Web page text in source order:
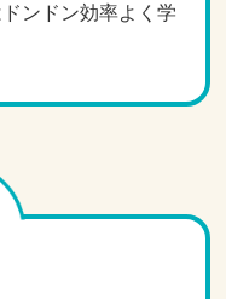
ンドン効率よく学